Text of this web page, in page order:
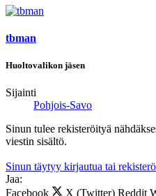
tbman
Huoltovalikon jäsen
Sijainti
Pohjois-Savo
Sinun tulee rekisteröityä
viestin sisältö.
Sinun täytyy kirjautua tai
Jaa:
Facebook
X (Twitter) Reddit